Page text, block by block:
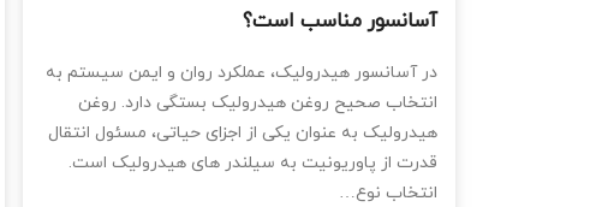
آسانسور مناسب است؟
در آسانسور هیدرولیک، عملکرد روان و ایمن سیستم به
انتخاب صحیح روغن هیدرولیک بستگی دارد. روغن
هیدرولیک به عنوان یکی از اجزای حیاتی، مسئول انتقال
قدرت از پاوریونیت به سیلندر های هیدرولیک است.
انتخاب نوع…